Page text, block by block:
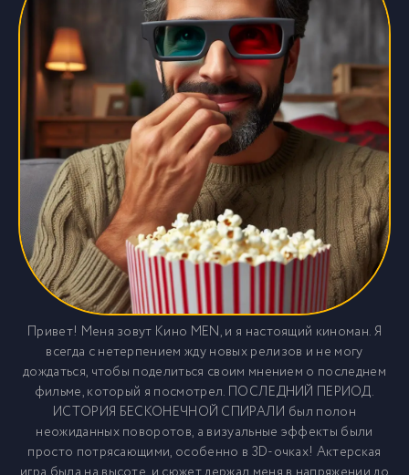
Привет! Меня зовут Кино MEN, и я настоящий киноман. Я
всегда с нетерпением жду новых релизов и не могу
дождаться, чтобы поделиться своим мнением о последнем
фильме, который я посмотрел. ПОСЛЕДНИЙ ПЕРИОД.
ИСТОРИЯ БЕСКОНЕЧНОЙ СПИРАЛИ был полон
неожиданных поворотов, а визуальные эффекты были
просто потрясающими, особенно в 3D-очках! Актерская